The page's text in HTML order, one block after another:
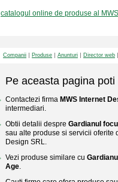
catalogul online de produse al
Companii Produse Anunturi Director web
Pe aceasta pagina poti
Contactezi firma MWS Internet
intermediari.
Obtii detalii despre Gardianul
sau alte produse si servicii oferite
Design SRL.
Vezi produse similare cu
Age.